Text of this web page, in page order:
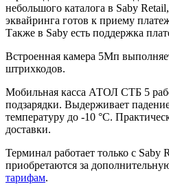
небольшого каталога в Saby Retail
эквайринга готов к приему
Также в Saby есть поддержка
Встроенная камера 5Мп
штрихкодов.
Мобильная касса АТОЛ СТБ 5
подзарядки. Выдерживает
температуру до -10 °С.
доставки.
Терминал работает только с Saby
приобретаются за
тарифам.